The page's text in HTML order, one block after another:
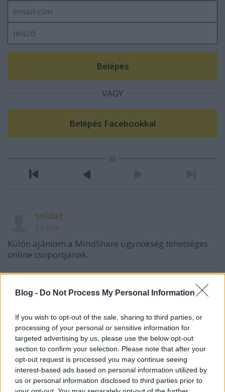
Blog - Do Not Process My Personal Information
If you wish to opt-out of the sale, sharing to third parties, or
processing of your personal or sensitive information for
targeted advertising by us, please use the below opt-out
section to confirm your selection. Please note that after your
opt-out request is processed you may continue seeing
interest-based ads based on personal information utilized by
us or personal information disclosed to third parties prior to
VAGY
soldat
Külön ajánlom a MindShare ügynökség tehetséges
online csoportjának.
Mitya Ivanov
@Brother Love: kösz
most esett le, kiről szól a poszt
_Dob
15 éve